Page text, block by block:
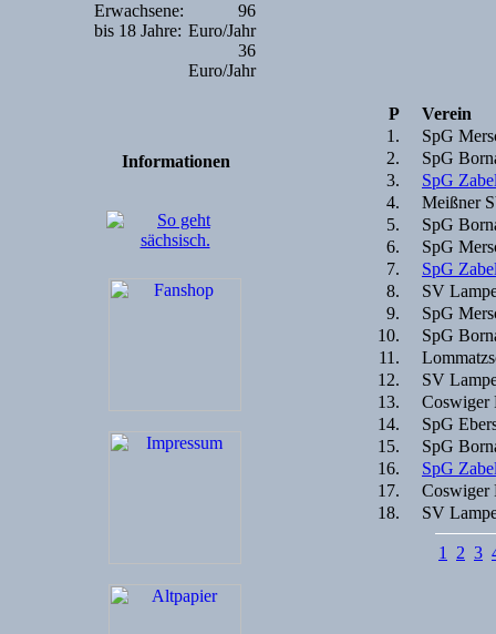
Erwachsene:
bis 18 Jahre:
96
Euro/Jahr
36
Euro/Jahr
Informationen
P
Verein
1.
SpG
2.
SpG
3.
SpG
4.
Meißner
5.
SpG
6.
SpG
7.
SpG
8.
SV
9.
SpG
10.
SpG
11.
12.
SV
13.
Coswiger
14.
SpG
15.
SpG
16.
SpG
17.
Coswiger
18.
SV
1 2 3